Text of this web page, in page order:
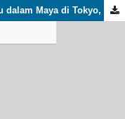
Pengalaman Mengajar Bahasa Melayu dalam Maya di Tokyo, Jepun menerusi talian Zoom